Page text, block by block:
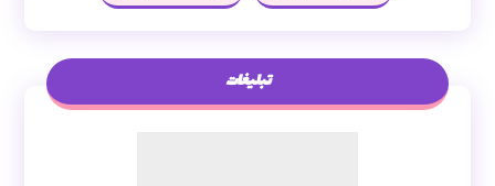
تبلیغات